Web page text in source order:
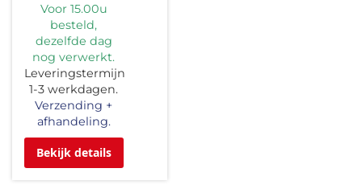
Voor 15.00u
besteld,
dezelfde dag
nog verwerkt.
Leveringstermijn
1-3 werkdagen.
Verzending +
afhandeling.
Bekijk details